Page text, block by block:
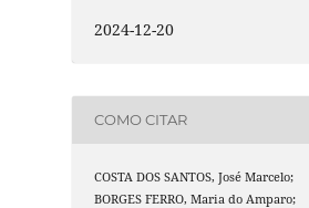
2024-12-20
COMO CITAR
COSTA DOS SANTOS, José Marcelo;
BORGES FERRO, Maria do Amparo;